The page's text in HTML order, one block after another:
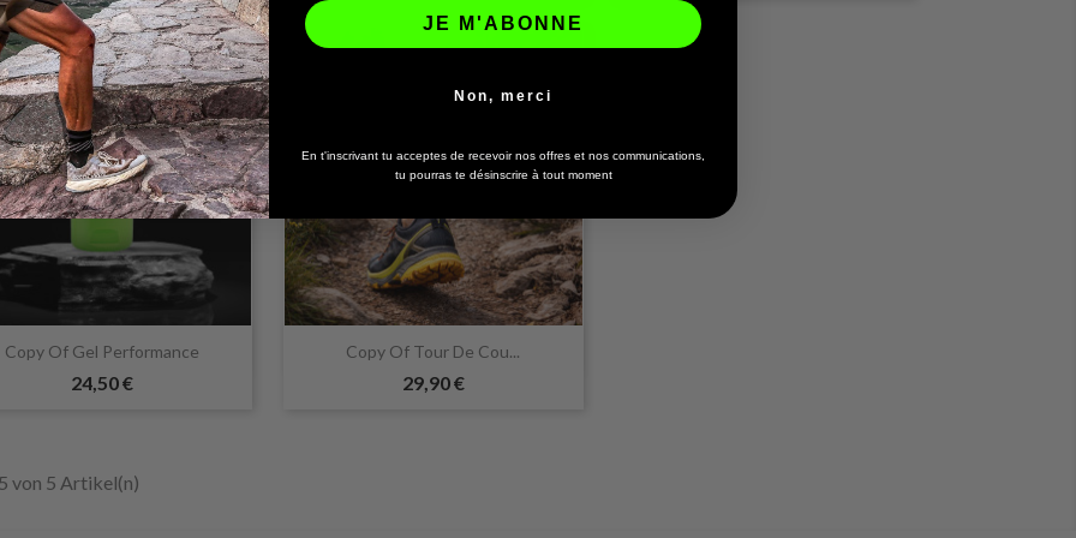
Copy Of Gel Performance
24,50 €
Vorschau Copy Of Tour De Cou...
29,90 €
Vorschau
von 5 Artikel(n)
JE M'ABONNE
Non, merci
En t'inscrivant tu acceptes de recevoir nos offres et nos communications,
tu pourras te désinscrire à tout moment